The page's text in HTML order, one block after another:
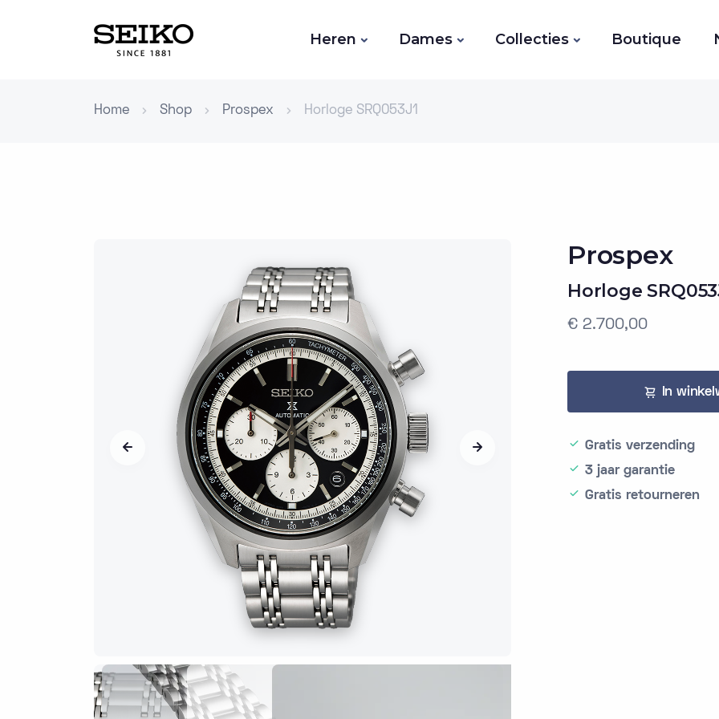
Heren Dames Collecties Boutique
Home Shop Prospex Horloge SRQ053J1
Prospex
Horloge
€ 2.700,00
In
Gratis verzending
3 jaar garantie
Gratis retourneren